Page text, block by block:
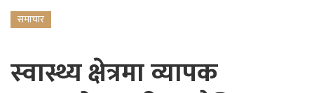
समाचार
स्वास्थ्य क्षेत्रमा व्यापक